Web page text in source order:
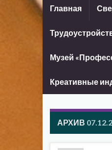
Главная
Музей
Креативные
АРХИВ